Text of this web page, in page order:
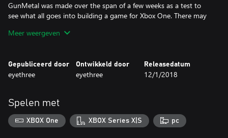
GunMetal was made over the span of a few weeks as a test to
see what all goes into building a game for Xbox One. There may
everything in a timely manner.
message xi3x on Xbox Live, or email me at
eyethreedev@gmail.com.
\m/
Meer weergeven
Gepubliceerd door
eyethree
Ontwikkeld door
eyethree
Releasedatum
12/1/2018
Spelen met
XBOX One XBOX Series X|S pc